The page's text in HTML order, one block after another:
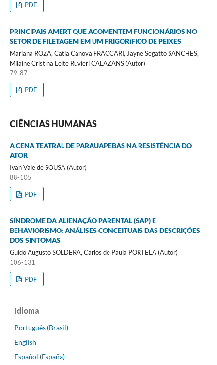
PDF
PRINCIPAIS AMERT QUE ACOMENTEM FUNCIONÁRIOS NO
SETOR DE FILETAGEM EM UM FRIGORíFICO DE PEIXES
Mariana ROZA, Catia Canova FRACCARI, Jayne Segatto SANCHES,
Milaine Cristina Leite Ruvieri CALAZANS (Autor)
79-87
PDF
CIÊNCIAS HUMANAS
A CENA TEATRAL DE PARAUAPEBAS NA RESISTÊNCIA DO
ATOR
Ivan Vale de SOUSA (Autor)
88-105
PDF
SÍNDROME DA ALIENAÇÃO PARENTAL (SAP) E
BEHAVIORISMO: ANÁLISES CONCEITUAIS DAS DESCRIÇÕES
DOS SINTOMAS
Guido Augusto SOLDERA, Carlos de Paula PORTELA (Autor)
106-131
PDF
Idioma
Português (Brasil)
English
Español (España)